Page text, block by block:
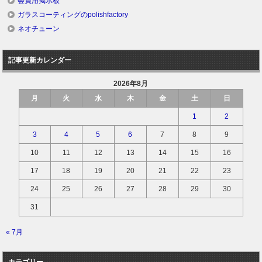
ガラスコーティングのpolishfactory
ネオチューン
記事更新カレンダー
2026年8月
月
火 水 木 金 土 日
1 2
3 4 5 6 7 8 9
10 11 12 13 14 15 16
17 18 19 20 21 22 23
24 25 26 27 28 29 30
31
« 7月